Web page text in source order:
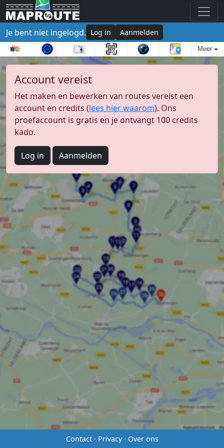
Je bent niet ingelogd. Log in Aanmelden
Meer
Account vereist
Het maken en bewerken van routes vereist een
account en credits (lees hier waarom). Ons
proefaccount is gratis en je ontvangt 100 credits
kado.
Log in Aanmelden
Contact· Privacy· Over ons